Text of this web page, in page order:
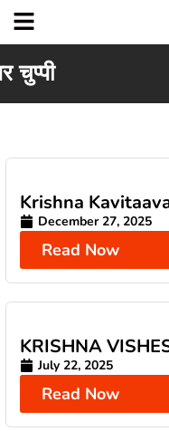
चुप्पी
Krishna
December 27, 2025
Read Now
KRISHNA
July 22, 2025
Read Now